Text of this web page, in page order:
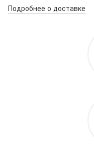
Подробнее о доставке